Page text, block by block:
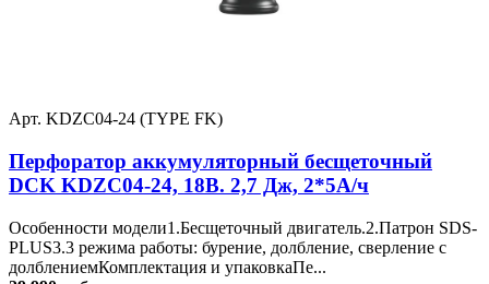
Арт. KDZC04-24 (TYPE FK)
Перфоратор аккумуляторный бесщеточный
DCK KDZC04-24, 18В. 2,7 Дж, 2*5А/ч
Особенности модели1.Бесщеточный двигатель.2.Патрон SDS-
PLUS3.3 режима работы: бурение, долбление, сверление с
долблениемКомплектация и упаковкаПе...